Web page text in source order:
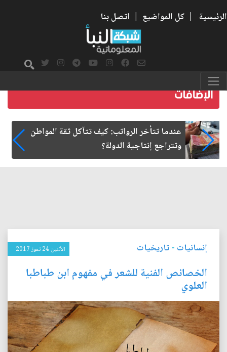
الرئيسية | كل المواضيع | اتصل بنا
صمت الطريق بعد الأربعين
إنسانيات -تاريخيات الأثنين 24 تموز 2017
الخصائص الفنية للشعر في مفهوم ابن طباطبا
العلوي